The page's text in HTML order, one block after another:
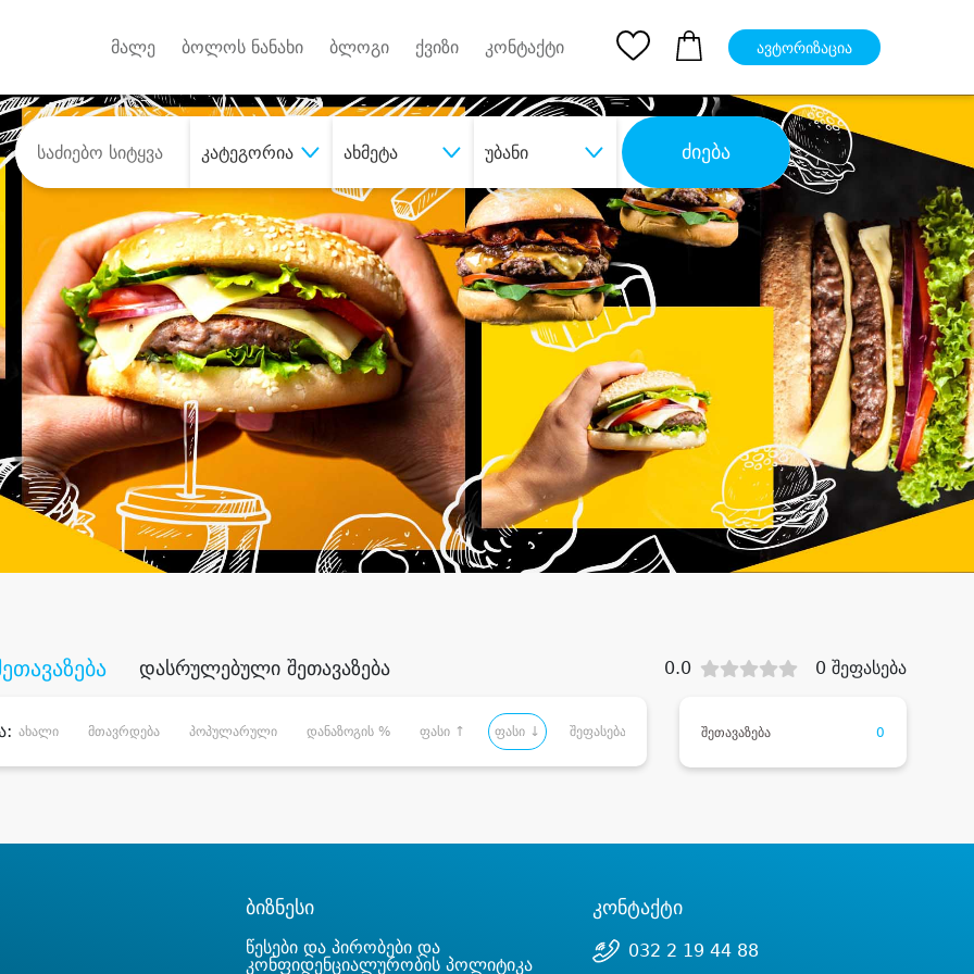
მალე ბოლოს ნანახი ბლოგი ქვიზი კონტაქტი ავტორიზაცია
კატეგორია ახმეტა უბანი ძიება
სასურველი მომსახურებადიდი დანაზოგით
დასრულებული შეთავაზება 0.0 0 შეფასება
ახალი მთავრდება პოპულარული დანაზოგის % ფასი ↑ ფასი ↓ შეფასება შეთავაზება 0
ბიზნესი
წესები და პირობები და
კონფიდენციალურობის პოლიტიკა
კონტაქტი
032 2 19 44 88